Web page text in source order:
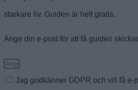
starkare liv. Guiden är helt gratis.
Ange din e-post för att få guiden
Jag godkänner GDPR och vill få e-